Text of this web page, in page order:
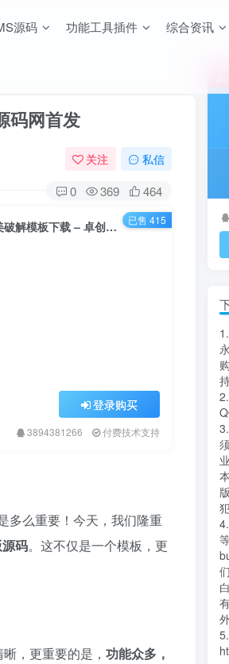
源码 功能工具插件 综合资讯
码网首发
关注 私信
0 369 464
影视站长福音！苹果CMS大橙子vfed 5.0去授权完美破解模板下载 – 卓创源码网首发
登录购买
3894381266 付费技术支持
已售 415
多么重要！今天，我们隆重
码。这不仅是一个模板，更
晰，更重要的是，​ 功能众多，